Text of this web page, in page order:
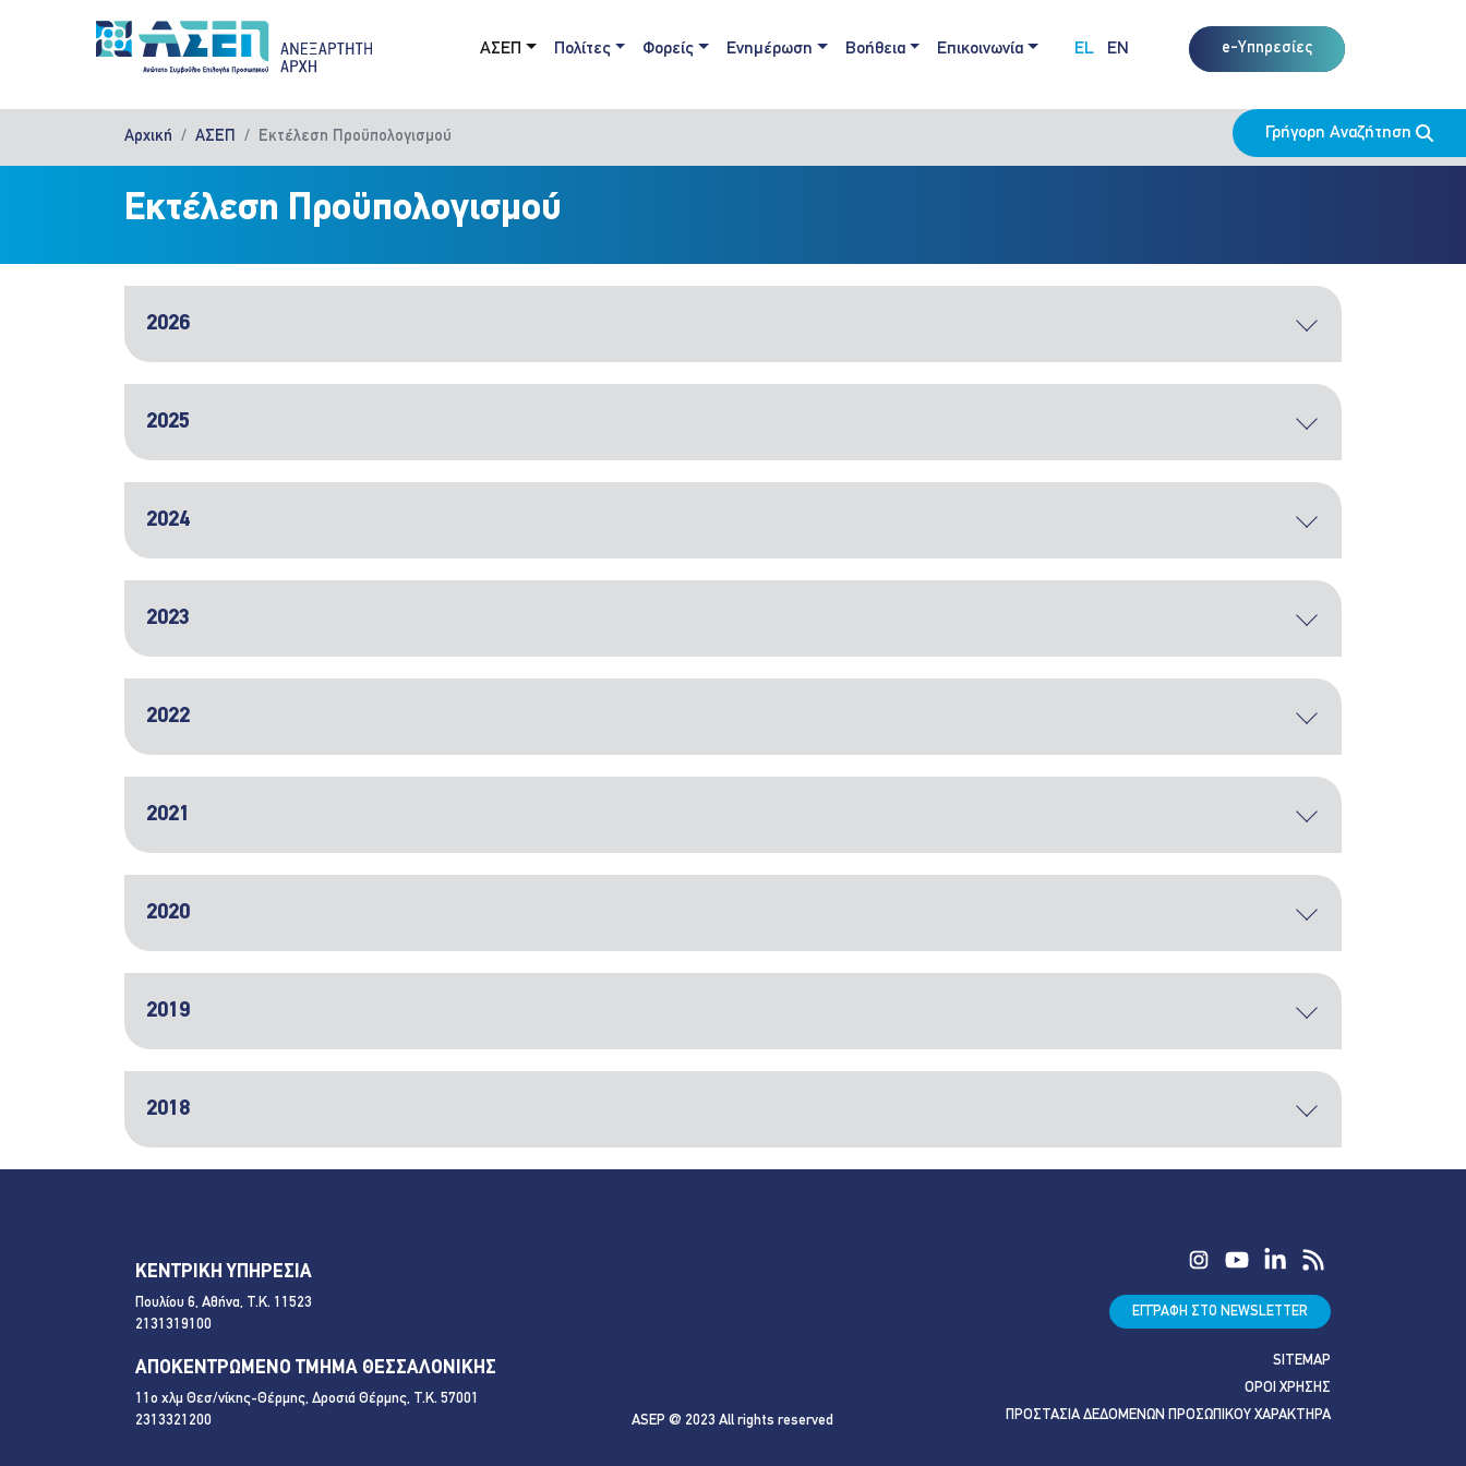
Main navigation
ΑΣΕΠ Πολίτες Φορείς Ενημέρωση Βοήθεια Επικοινωνία EL EN e-Υπηρεσίες
Αρχική ΑΣΕΠ Εκτέλεση Προϋπολογισμού
Εκτέλεση Προϋπολογισμού
Γρήγορη Αναζήτηση
2026
2025
2024
2023
2022
2021
2020
2019
2018
ΚΕΝΤΡΙΚΗ ΥΠΗΡΕΣΙΑ
Πουλίου 6, Αθήνα, Τ.Κ. 11523
2131319100
ΑΠΟΚΕΝΤΡΩΜΕΝΟ ΤΜΗΜΑ ΘΕΣΣΑΛΟΝΙΚΗΣ
11ο χλμ Θεσ/νίκης-Θέρμης, Δροσιά Θέρμης, Τ.Κ. 57001
2313321200
ASEP @ 2023 All rights reserved
ΕΓΓΡΑΦΗ ΣΤΟ NEWSLETTER
SITEMAP
ΟΡΟΙ ΧΡΗΣΗΣ
ΠΡΟΣΤΑΣΙΑ ΔΕΔΟΜΕΝΩΝ ΠΡΟΣΩΠΙΚΟΥ ΧΑΡΑΚΤΗΡΑ